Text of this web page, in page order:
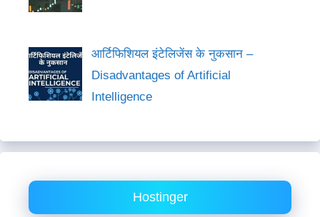
आर्टिफिशियल इंटेलिजेंस के नुकसान –
Disadvantages of Artificial
Intelligence
Hostinger